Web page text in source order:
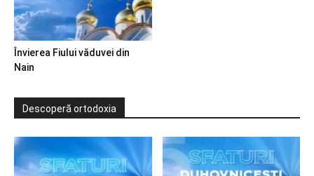
Învierea Fiului văduvei din
Nain
Descoperă ortodoxia